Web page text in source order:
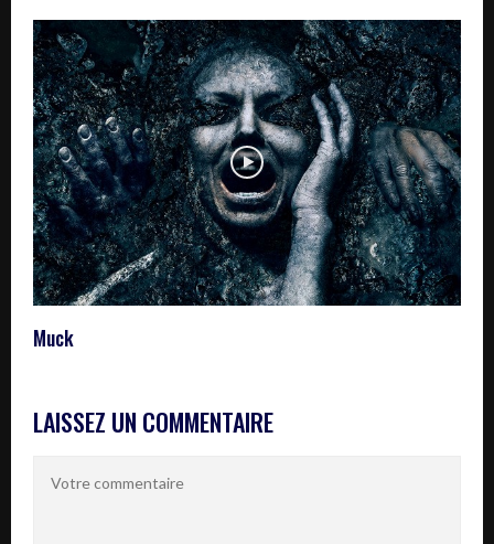
Muck
LAISSEZ UN COMMENTAIRE